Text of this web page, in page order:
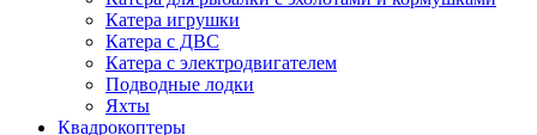
Катера игрушки
Катера с ДВС
Катера с электродвигателем
Подводные лодки
Яхты
Квадрокоптеры